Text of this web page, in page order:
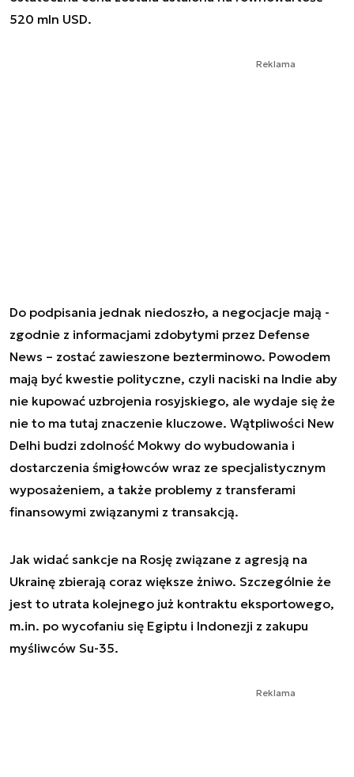
520 mln USD.
Reklama
Do podpisania jednak niedoszło, a negocjacje mają -
zgodnie z informacjami zdobytymi przez Defense
News – zostać zawieszone bezterminowo. Powodem
mają być kwestie polityczne, czyli naciski na Indie aby
nie kupować uzbrojenia rosyjskiego, ale wydaje się że
nie to ma tutaj znaczenie kluczowe. Wątpliwości New
Delhi budzi zdolność Mokwy do wybudowania i
dostarczenia śmigłowców wraz ze specjalistycznym
wyposażeniem, a także problemy z transferami
finansowymi związanymi z transakcją.
Jak widać sankcje na Rosję związane z agresją na
Ukrainę zbierają coraz większe żniwo. Szczególnie że
jest to utrata kolejnego już kontraktu eksportowego,
m.in. po wycofaniu się Egiptu i Indonezji z zakupu
myśliwców Su-35.
Reklama